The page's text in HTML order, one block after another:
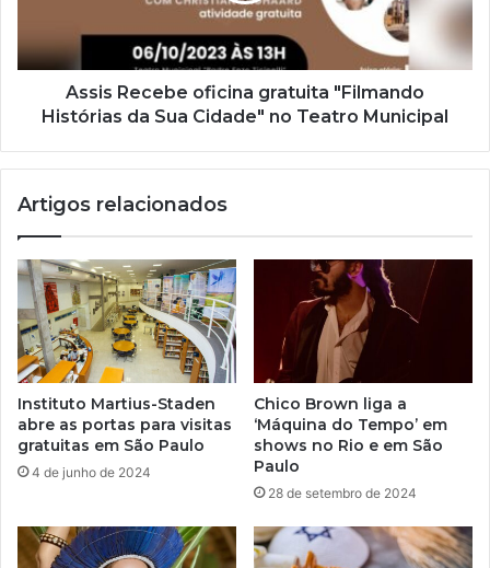
Assis Recebe oficina gratuita "Filmando
Histórias da Sua Cidade" no Teatro Municipal
Artigos relacionados
Instituto Martius-Staden
abre as portas para visitas
gratuitas em São Paulo
4 de junho de 2024
Chico Brown liga a
‘Máquina do Tempo’ em
shows no Rio e em São
Paulo
28 de setembro de 2024